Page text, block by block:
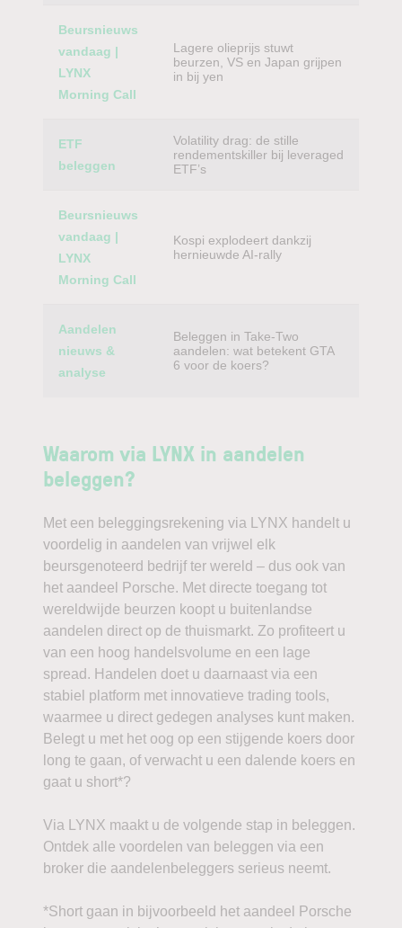
Beursnieuws
vandaag |
LYNX
Morning Call
Lagere olieprijs stuwt
beurzen, VS en Japan grijpen
in bij yen
ETF
beleggen
Volatility drag: de stille
rendementskiller bij leveraged
ETF’s
Beursnieuws
vandaag |
LYNX
Morning Call
Kospi explodeert dankzij
hernieuwde AI-rally
Aandelen
nieuws &
analyse
Beleggen in Take-Two
aandelen: wat betekent GTA
6 voor de koers?
Waarom via LYNX in aandelen
beleggen?
Met een beleggingsrekening via LYNX handelt u
voordelig in aandelen van vrijwel elk
beursgenoteerd bedrijf ter wereld – dus ook van
het aandeel Porsche. Met directe toegang tot
wereldwijde beurzen koopt u buitenlandse
aandelen direct op de thuismarkt. Zo profiteert u
van een hoog handelsvolume en een lage
spread. Handelen doet u daarnaast via een
stabiel platform met innovatieve trading tools,
waarmee u direct gedegen analyses kunt maken.
Belegt u met het oog op een stijgende koers door
long te gaan, of verwacht u een dalende koers en
gaat u short*?
Via LYNX maakt u de volgende stap in beleggen.
Ontdek alle voordelen van beleggen via een
broker die aandelenbeleggers serieus neemt.
*Short gaan in bijvoorbeeld het aandeel Porsche